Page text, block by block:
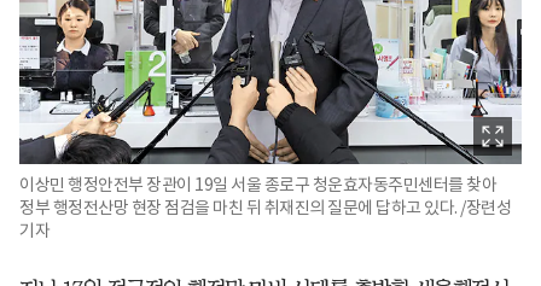
이상민 행정안전부 장관이 19일 서울 종로구 청운효자동주민센터를 찾아
정부 행정전산망 현장 점검을 마친 뒤 취재진의 질문에 답하고 있다. /장련성
기자